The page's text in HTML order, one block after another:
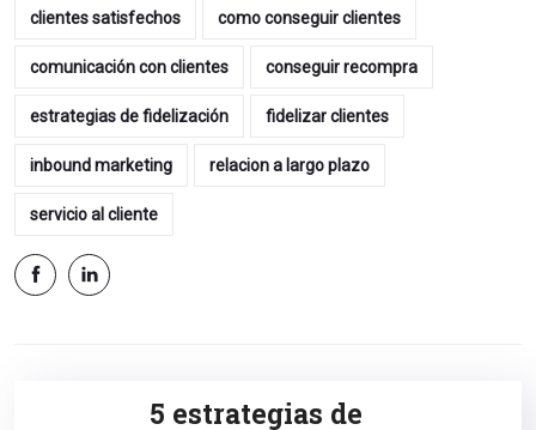
clientes satisfechos como conseguir clientes
comunicación con clientes conseguir recompra
estrategias de fidelización fidelizar clientes
inbound marketing relacion a largo plazo
servicio al cliente
5 estrategias de